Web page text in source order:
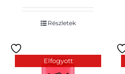
gyümölcslével,
koffeinnel 500 ml
Részletek
Elfogyott